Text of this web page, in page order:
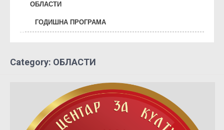
ОБЛАСТИ
ГОДИШНА ПРОГРАМА
Category: ОБЛАСТИ